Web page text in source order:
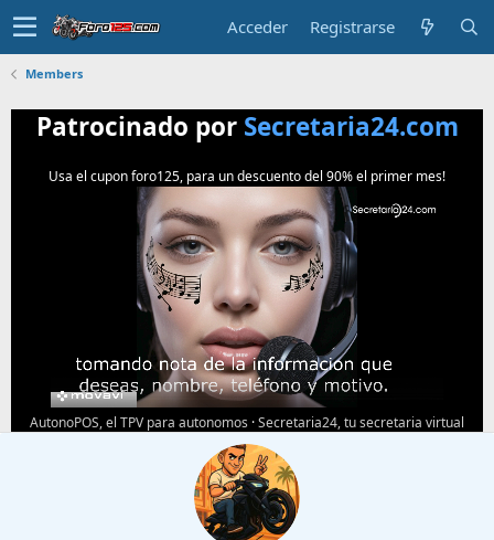
Acceder Registrarse
Members
Patrocinado por Secretaria24.com
Usa el cupon foro125, para un descuento del 90% el primer mes!
AutonoPOS, el TPV para autonomos ·Secretaria24, tu secretaria virtual